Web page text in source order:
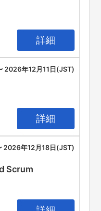
詳細
2026年12月11日(JST)
詳細
2026年12月18日(JST)
Scrum